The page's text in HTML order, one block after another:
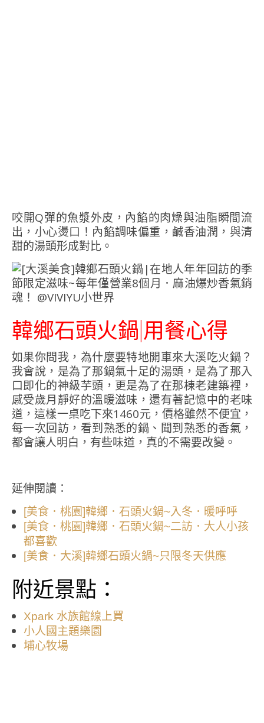
咬開Q彈的魚漿外皮，內餡的肉燥與油脂瞬間流
出，小心燙口！內餡調味偏重，鹹香油潤，與清
甜的湯頭形成對比。
韓鄉石頭火鍋|用餐心得
如果你問我，為什麼要特地開車來大溪吃火鍋？
我會說，是為了那鍋氣十足的湯頭，是為了那入
口即化的神級芋頭，更是為了在那棟老建築裡，
感受歲月靜好的溫暖滋味，還有著記憶中的老味
道，這樣一桌吃下來1460元，價格雖然不便宜，
每一次回訪，看到熟悉的鍋、聞到熟悉的香氣，
都會讓人明白，有些味道，真的不需要改變。
延伸閱讀：
[美食．桃園]韓鄉．石頭火鍋~入冬．暖呼呼
[美食．桃園]韓鄉．石頭火鍋~二訪．大人小孩
都喜歡
[美食．大溪]韓鄉石頭火鍋~只限冬天供應
附近景點：
Xpark 水族館線上買
小人國主題樂園
埔心牧場